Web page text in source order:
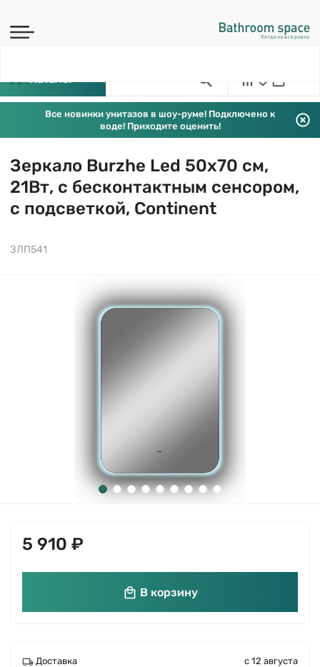
Каталог
Все новинки унитазов в шоу-руме! Подключено к
воде! Приходите оценить!
Зеркало Burzhe Led 50х70 см,
21Вт, с бесконтактным сенсором,
с подсветкой, Continent
ЗЛП541
5 910 ₽
В корзину
Доставка
с 12 августа